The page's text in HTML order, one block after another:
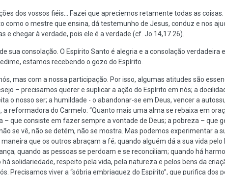
dos vossos fiéis... Fazei que apreciemos retamente todas as
como o mestre que ensina, dá testemunho de Jesus, conduz e nos
e chegar à verdade, pois ele é a verdade (cf. Jo 14,17.26).
sua consolação. O Espírito Santo é alegria e a consolação verdadeira
estamos recebendo o gozo do Espírito.
mas com a nossa participação. Por isso, algumas atitudes são
– precisamos querer e suplicar a ação do Espírito em nós; a
o nosso ser; a humildade - o abandonar-se em Deus, vencer a
a reformadora do Carmelo: “Quanto mais uma alma se rebaixa em
– que consiste em fazer sempre a vontade de Deus; a pobreza – que
se vê, não se detém, não se mostra. Mas podemos experimentar a
que os outros abraçam a fé; quando alguém dá a sua vida pelo
quando as pessoas se perdoam e se reconciliam; quando há
solidariedade, respeito pela vida, pela natureza e pelos bens da
Precisamos viver a “sóbria embriaguez do Espírito”, que purifica dos